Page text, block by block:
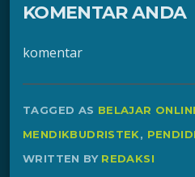
KOMENTAR ANDA
komentar
TAGGED AS BELAJAR
MENDIKBUDRISTEK,
WRITTEN BY REDAKSI